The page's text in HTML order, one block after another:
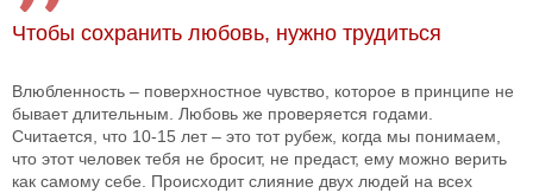
Чтобы сохранить любовь, нужно трудиться
Влюбленность – поверхностное чувство, которое в принципе не
бывает длительным. Любовь же проверяется годами.
Считается, что 10-15 лет – это тот рубеж, когда мы понимаем,
что этот человек тебя не бросит, не предаст, ему можно верить
как самому себе. Происходит слияние двух людей на всех